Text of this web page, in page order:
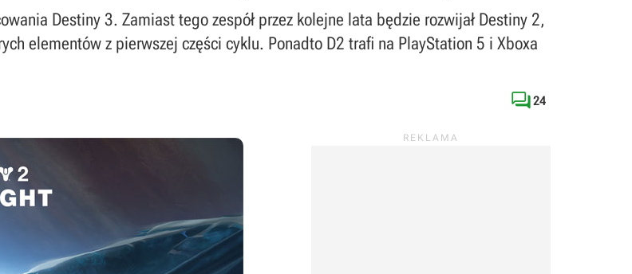
Destiny 3. Zamiast tego zespół przez kolejne lata będzie rozwijał Destiny 2,
elementów z pierwszej części cyklu. Ponadto D2 trafi na PlayStation 5 i Xboxa
24